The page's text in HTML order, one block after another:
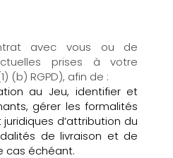
avec vous ou de
prises à votre
(b) RGPD), afin de :
au Jeu, identifier et
gérer les formalités
d’attribution du
de livraison et de
cas échéant.